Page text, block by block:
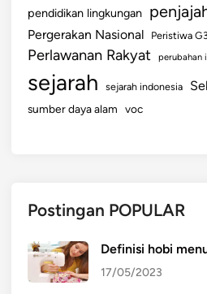
pendidikan lingkungan
Pergerakan Nasional Peristiwa
Perlawanan Rakyat perubahan
sejarah sejarah indonesia
sumber daya alam voc
Postingan POPULAR
Definisi hobi
17/05/2023